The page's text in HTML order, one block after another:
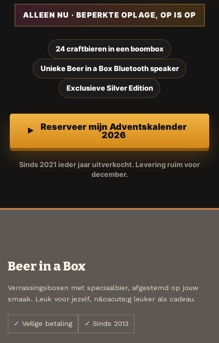
ALLEEN NU · BEPERKTE OPLAGE, OP IS OP
24 craftbieren in een boombox
Unieke Beer in a Box Bluetooth speaker
Exclusieve Silver Edition
Reserveer mijn Adventskalender
2026
Sinds 2021 ieder jaar uitverkocht. Levering ruim voor
december.
Beer in a Box
Verrassingsboxen met speciaalbier, afgestemd op jouw
smaak. Leuk voor jezelf, n&oacute;g leuker als cadeau.
✓ Veilige betaling ✓ Sinds 2013